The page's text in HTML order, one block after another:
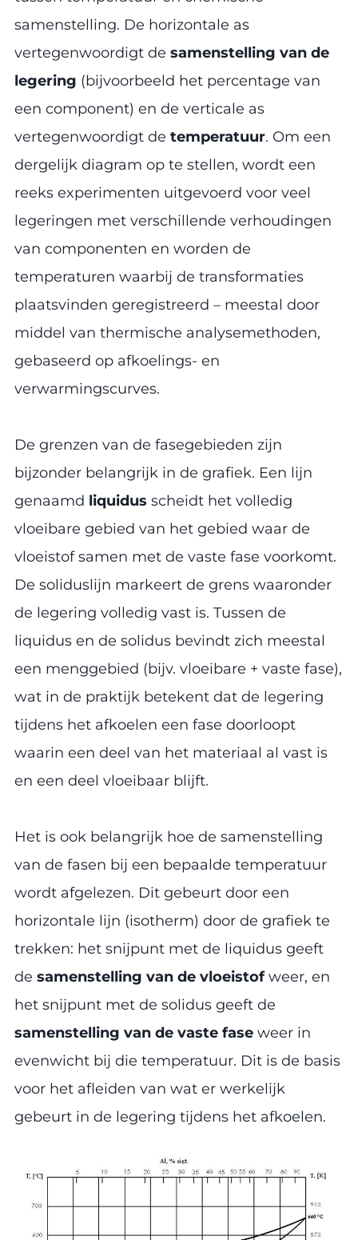
samenstelling. De horizontale as
vertegenwoordigt de samenstelling van de
legering (bijvoorbeeld het percentage van
een component) en de verticale as
vertegenwoordigt de temperatuur. Om een
dergelijk diagram op te stellen, wordt een
reeks experimenten uitgevoerd voor veel
legeringen met verschillende verhoudingen
van componenten en worden de
temperaturen waarbij de transformaties
plaatsvinden geregistreerd – meestal door
middel van thermische analysemethoden,
gebaseerd op afkoelings- en
verwarmingscurves.
De grenzen van de fasegebieden zijn
bijzonder belangrijk in de grafiek. Een lijn
genaamd liquidus scheidt het volledig
vloeibare gebied van het gebied waar de
vloeistof samen met de vaste fase voorkomt.
De soliduslijn markeert de grens waaronder
de legering volledig vast is. Tussen de
liquidus en de solidus bevindt zich meestal
een menggebied (bijv. vloeibare + vaste fase),
wat in de praktijk betekent dat de legering
tijdens het afkoelen een fase doorloopt
waarin een deel van het materiaal al vast is
en een deel vloeibaar blijft.
Het is ook belangrijk hoe de samenstelling
van de fasen bij een bepaalde temperatuur
wordt afgelezen. Dit gebeurt door een
horizontale lijn (isotherm) door de grafiek te
trekken: het snijpunt met de liquidus geeft
de samenstelling van de vloeistofweer, en
het snijpunt met de solidus geeft de
samenstelling van de vaste fase weer in
evenwicht bij die temperatuur. Dit is de basis
voor het afleiden van wat er werkelijk
gebeurt in de legering tijdens het afkoelen.